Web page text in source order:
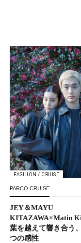
FASHION / CRUISE
PARCO CRUISE
JEY＆MAYU
KITAZAWA×Matin
葉を越えて響き合う
つの感性